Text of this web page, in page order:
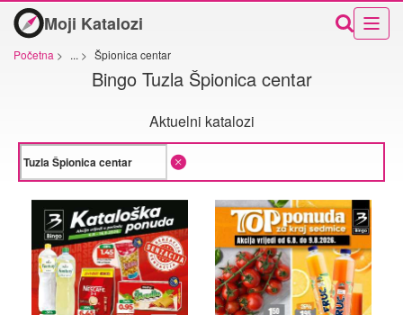
Moji Katalozi
Početna > ... > Špionica centar
Bingo Tuzla Špionica centar
Aktuelni katalozi